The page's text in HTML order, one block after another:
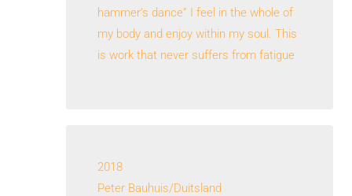
hammer’s dance” I feel in the whole of
my body and enjoy within my soul. This
is work that never suffers from fatigue
2018
Peter Bauhuis/Duitsland